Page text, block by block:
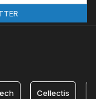
Cellectis